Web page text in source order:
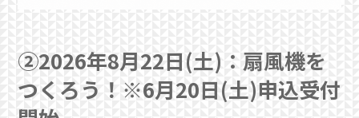
②2026年8月22日(土)：扇風機を
つくろう！※6月20日(土)申込受付